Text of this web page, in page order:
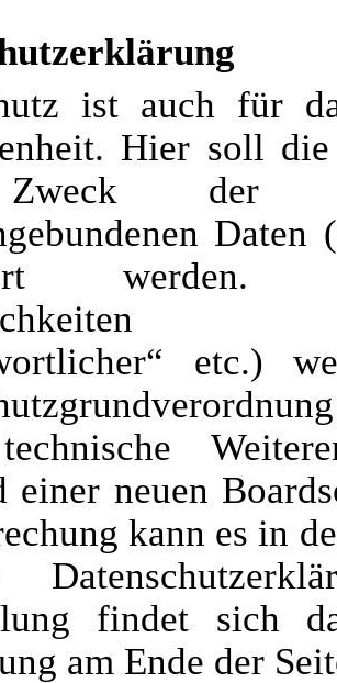
ist auch für
Hier soll
der
Daten
werden.
etc.)
einer neuen
kann es in
findet sich
am Ende der